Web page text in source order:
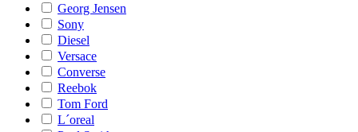
Georg Jensen
Sony
Diesel
Versace
Converse
Reebok
Tom Ford
L´oreal